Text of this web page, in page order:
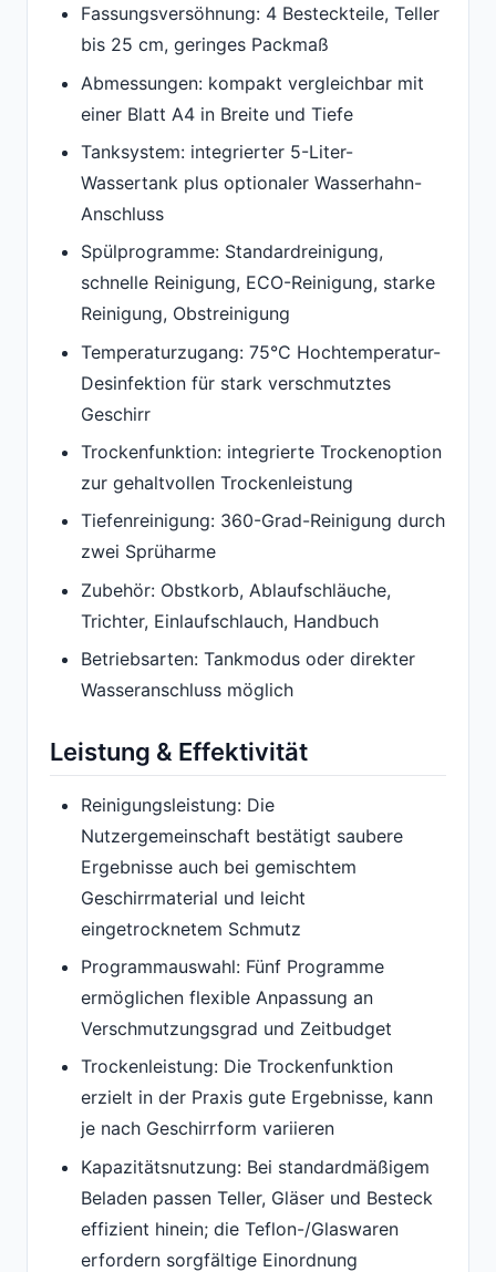
Fassungsver­söh­nung: 4 Besteckteile, Teller
bis 25 cm, geringes Packmaß
Abmessungen: kompakt vergleichbar mit
einer Blatt A4 in Breite und Tiefe
Tanksystem: integrierter 5-Liter-
Wassertank plus optionaler Wasserhahn-
Anschluss
Spülprogramme: Standardreinigung,
schnelle Reinigung, ECO-Reinigung, starke
Reinigung, Obstreinigung
Temperaturzugang: 75°C Hochtemperatur-
Desinfektion für stark verschmutztes
Geschirr
Trockenfunktion: integrierte Trockenoption
zur gehaltvollen Trockenleistung
Tiefenreinigung: 360-Grad-Reinigung durch
zwei Sprüharme
Zubehör: Obstkorb, Ablaufschläuche,
Trichter, Einlaufschlauch, Handbuch
Betriebsarten: Tankmodus oder direkter
Wasseranschluss möglich
Leistung & Effektivität
Reinigungsleistung: Die
Nutzergemeinschaft bestätigt saubere
Ergebnisse auch bei gemischtem
Geschirrmaterial und leicht
eingetrocknetem Schmutz
Programmauswahl: Fünf Programme
ermöglichen flexible Anpassung an
Verschmutzungsgrad und Zeitbudget
Trockenleistung: Die Trockenfunktion
erzielt in der Praxis gute Ergebnisse, kann
je nach Geschirrform variieren
Kapazitätsnutzung: Bei standardmäßigem
Beladen passen Teller, Gläser und Besteck
effizient hinein; die Teflon-/Glaswaren
erfordern sorgfältige Einordnung